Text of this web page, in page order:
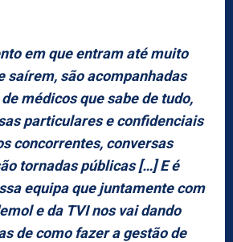
em que entram até muito
saírem, são acompanhadas
médicos que sabe de tudo,
particulares e confidenciais
concorrentes, conversas
tornadas públicas […] E é
equipa que juntamente com
e da TVI nos vai dando
de como fazer a gestão de